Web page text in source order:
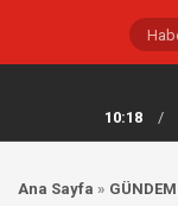
10:18
/
Ana Sayfa » GÜNDEM